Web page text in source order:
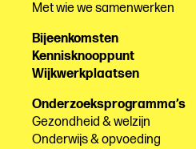
Met wie we samenwerken
Bijeenkomsten
Kennisknooppunt
Wijkwerkplaatsen
Onderzoeksprogramma’s
Gezondheid & welzijn
Onderwijs & opvoeding